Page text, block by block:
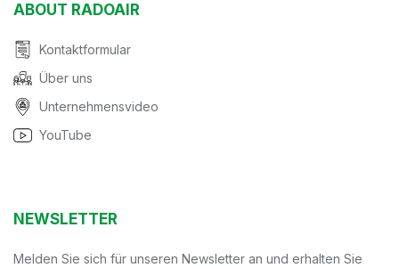
ABOUT RADOAIR
Kontaktformular
Über uns
Unternehmensvideo
YouTube
NEWSLETTER
Melden Sie sich für unseren Newsletter an und erhalten Sie